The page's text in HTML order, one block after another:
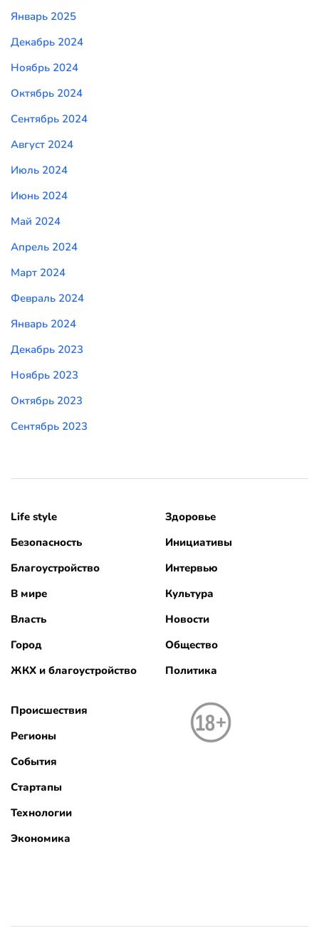
Январь 2025
Декабрь 2024
Ноябрь 2024
Октябрь 2024
Сентябрь 2024
Август 2024
Июль 2024
Июнь 2024
Май 2024
Апрель 2024
Март 2024
Февраль 2024
Январь 2024
Декабрь 2023
Ноябрь 2023
Октябрь 2023
Сентябрь 2023
Life style
Безопасность
Благоустройство
В мире
Власть
Город
ЖКХ и благоустройство
Здоровье
Инициативы
Интервью
Культура
Новости
Общество
Политика
Происшествия
Регионы
События
Стартапы
Технологии
Экономика